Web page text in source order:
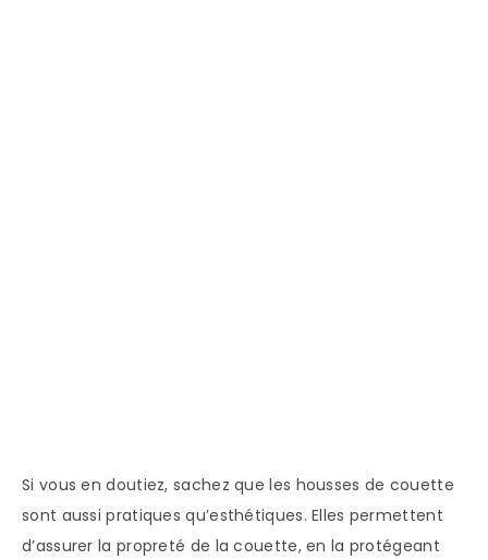
Si vous en doutiez, sachez que les housses de couette
sont aussi pratiques qu’esthétiques. Elles permettent
d’assurer la propreté de la couette, en la protégeant